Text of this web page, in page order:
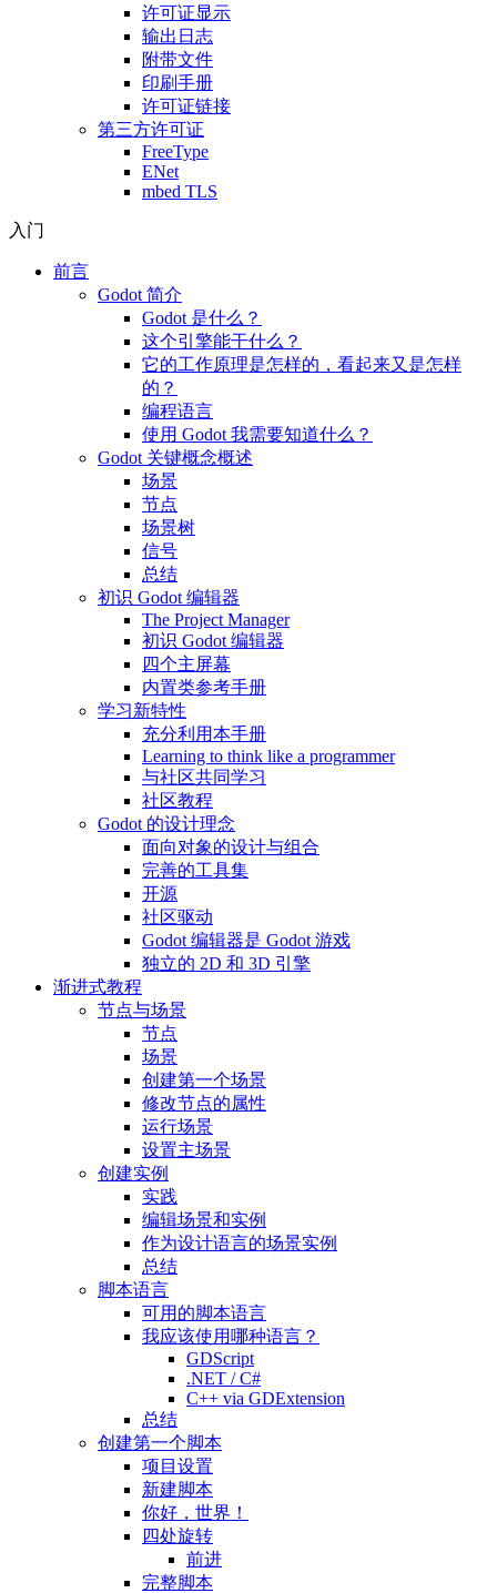
许可证显示
输出日志
附带文件
印刷手册
许可证链接
第三方许可证
FreeType
ENet
mbed TLS
入门
前言
Godot 简介
Godot 是什么？
这个引擎能干什么？
它的工作原理是怎样的，看起来又是怎样
的？
编程语言
使用 Godot 我需要知道什么？
Godot 关键概念概述
场景
节点
场景树
信号
总结
初识 Godot 编辑器
The Project Manager
初识 Godot 编辑器
四个主屏幕
内置类参考手册
学习新特性
充分利用本手册
Learning to think like a programmer
与社区共同学习
社区教程
Godot 的设计理念
面向对象的设计与组合
完善的工具集
开源
社区驱动
Godot 编辑器是 Godot 游戏
独立的 2D 和 3D 引擎
渐进式教程
节点与场景
节点
场景
创建第一个场景
修改节点的属性
运行场景
设置主场景
创建实例
实践
编辑场景和实例
作为设计语言的场景实例
总结
脚本语言
可用的脚本语言
我应该使用哪种语言？
GDScript
.NET / C#
C++ via GDExtension
总结
创建第一个脚本
项目设置
新建脚本
你好，世界！
四处旋转
前进
完整脚本